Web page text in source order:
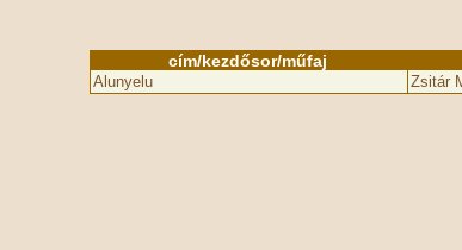
cím/kezdősor/műfaj
Alunyelu Zsitár